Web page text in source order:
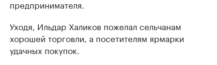
предпринимателя.
Уходя, Ильдар Халиков пожелал сельчанам
хорошей торговли, а посетителям ярмарки
удачных покупок.